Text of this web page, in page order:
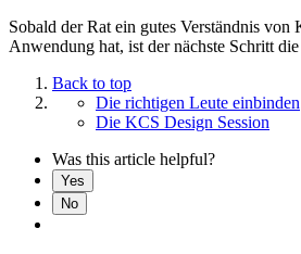
Sobald der Rat ein gutes Verständnis von
Anwendung hat, ist der nächste Schritt
Back to top
Die richtigen Leute einbinden
Die KCS Design Session
Was this article helpful?
Yes
No